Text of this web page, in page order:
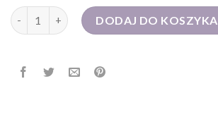
ilość torebka patrizia pepeDODAJ DO KOSZYKA